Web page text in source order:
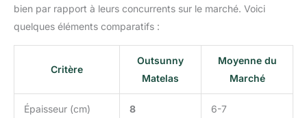
vous pourrez le nettoyer
facilement
Remarque : La housse
du matelas n'est pas
déhoussable
bien par rapport à leurs concurrents sur le marché. Voici
quelques éléments comparatifs :
Critère
Outsunny
Matelas
Moyenne du
Marché
Épaisseur (cm) 8 6-7